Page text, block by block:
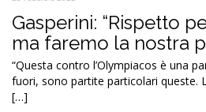
Gasperini: “Rispetto
ma faremo la nostra
“Questa contro l’Olympiacos è una
fuori, sono partite particolari queste.
[…]